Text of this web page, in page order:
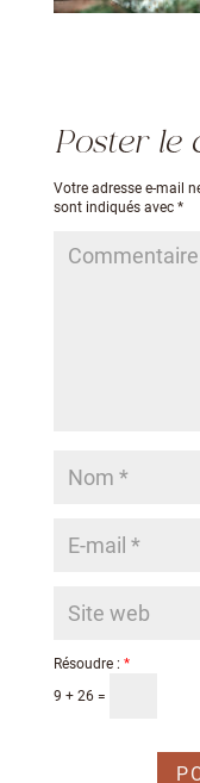
Poster le
Votre adresse e-mail
sont indiqués avec *
Résoudre : *
9 + 26 =